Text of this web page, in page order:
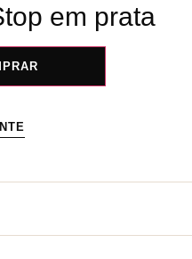
em prata